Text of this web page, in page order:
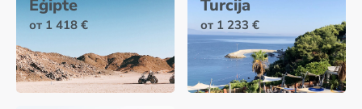
Ēģipte
от 1 418 €
Turcija
от 1 233 €